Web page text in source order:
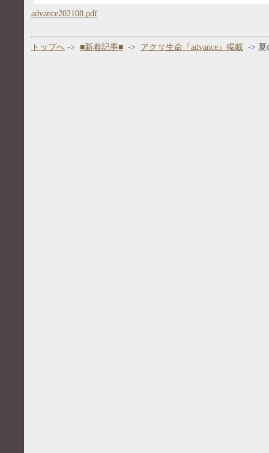
advance202108.pdf
トップへ -> ■新着記事■ -> アクサ生命『advance』掲載 -> 夏